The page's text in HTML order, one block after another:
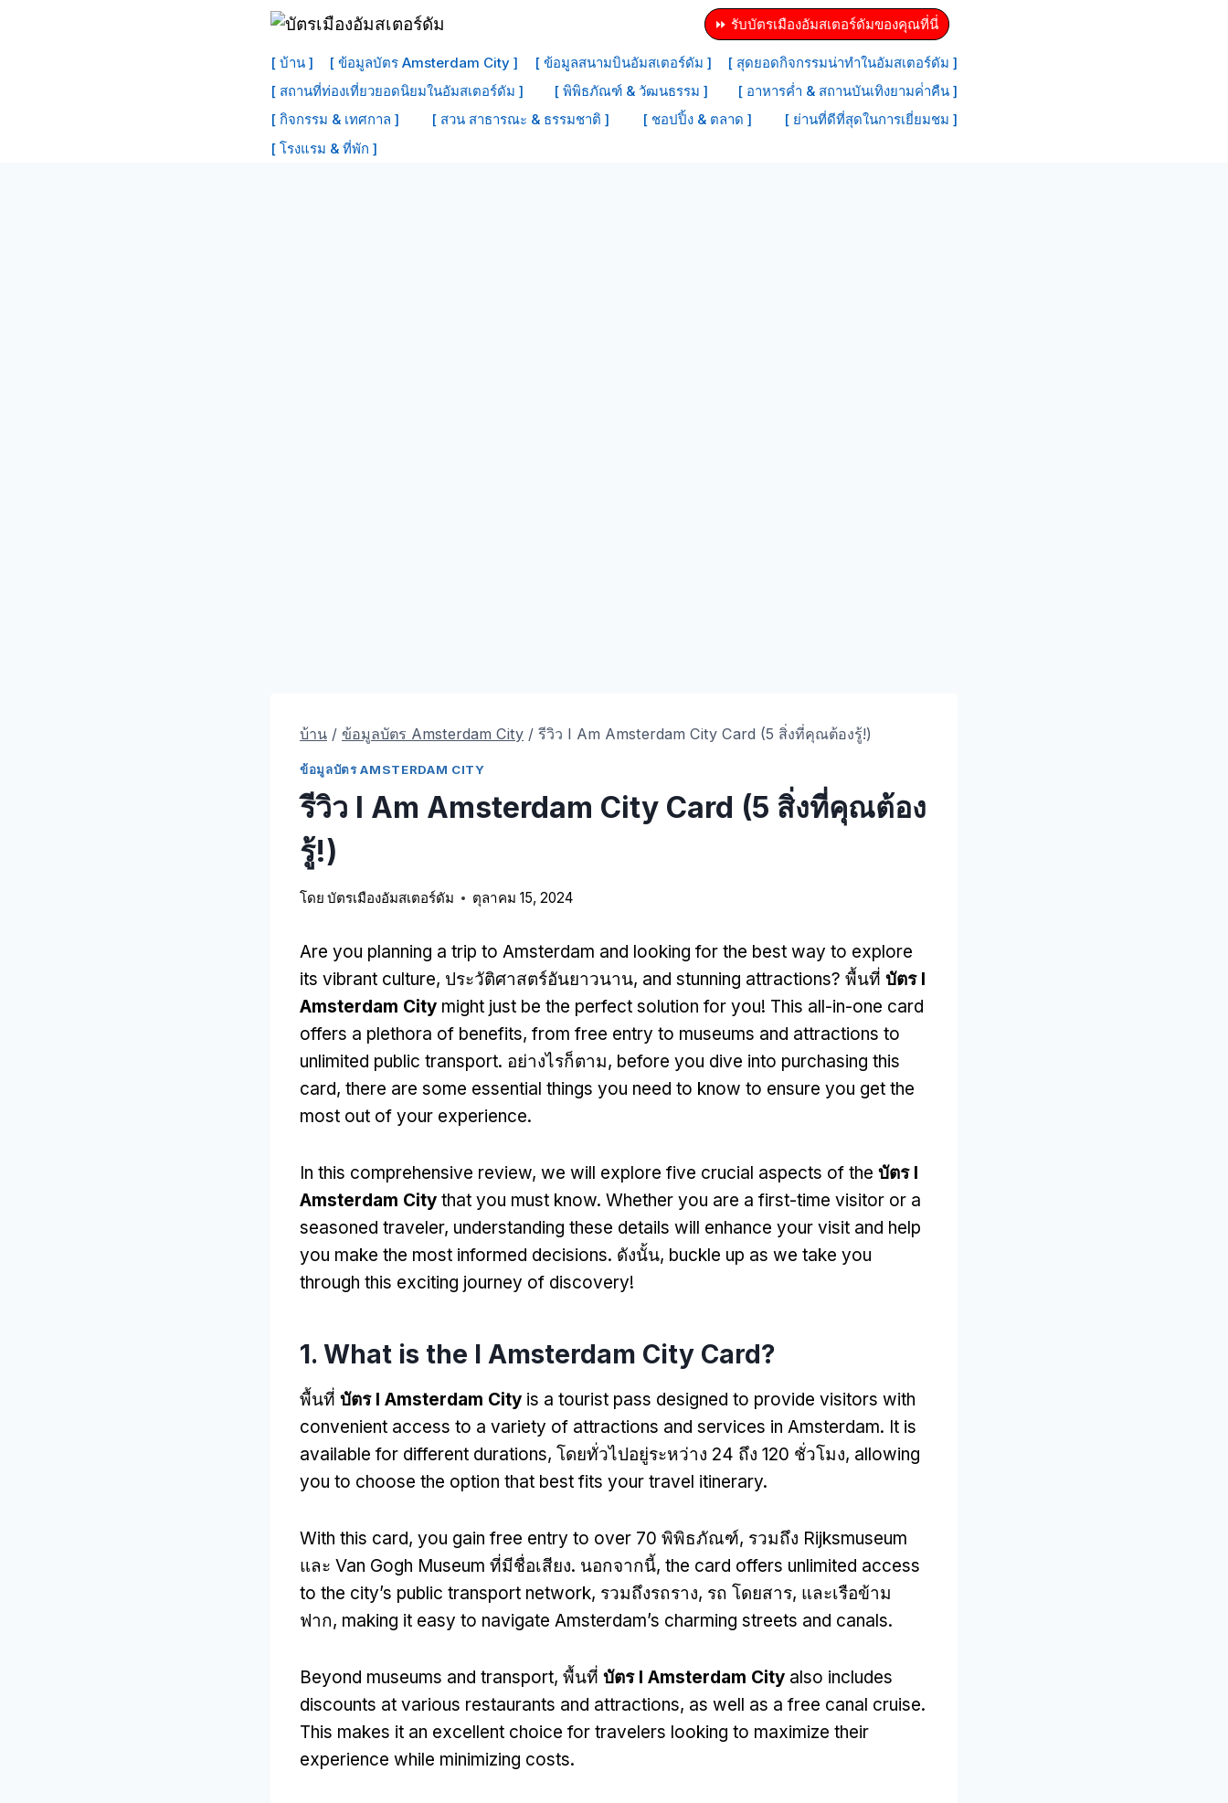
⏩ รับบัตรเมืองอัมสเตอร์ดัมของคุณที่นี่
[ บ้าน ] [ ข้อมูลบัตร Amsterdam City ] [ ข้อมูลสนามบินอัมสเตอร์ดัม ]
[ สุดยอดกิจกรรมน่าทําในอัมสเตอร์ดัม ]
[ สถานที่ท่องเที่ยวยอดนิยมในอัมสเตอร์ดัม ]
[ พิพิธภัณฑ์ & วัฒนธรรม ]
[ อาหารค่ำ & สถานบันเทิงยามค่ําคืน ]
[ กิจกรรม & เทศกาล ]
[ สวน สาธารณะ & ธรรมชาติ ] [ ชอปปิ้ง & ตลาด ]
[ ย่านที่ดีที่สุดในการเยี่ยมชม ]
[ โรงแรม & ที่พัก ]
บ้าน / ข้อมูลบัตร Amsterdam City / รีวิว I Am Amsterdam City Card (5 สิ่งที่คุณต้องรู้!)
ข้อมูลบัตร AMSTERDAM CITY
รีวิว I Am Amsterdam City Card (5 สิ่งที่คุณต้อง
รู้!)
โดย บัตรเมืองอัมสเตอร์ดัม ตุลาคม 15, 2024
Are you planning a trip to Amsterdam and looking for the best way to explore
its vibrant culture, ประวัติศาสตร์อันยาวนาน, and stunning attractions? พื้นที่ บัตร I
Amsterdam City might just be the perfect solution for you! This all-in-one card
offers a plethora of benefits, from free entry to museums and attractions to
unlimited public transport. อย่างไรก็ตาม, before you dive into purchasing this
card, there are some essential things you need to know to ensure you get the
most out of your experience.
In this comprehensive review, we will explore five crucial aspects of the บัตร I
Amsterdam City that you must know. Whether you are a first-time visitor or a
seasoned traveler, understanding these details will enhance your visit and help
you make the most informed decisions. ดังนั้น, buckle up as we take you
through this exciting journey of discovery!
1. What is the I Amsterdam City Card?
พื้นที่ บัตร I Amsterdam City is a tourist pass designed to provide visitors with
convenient access to a variety of attractions and services in Amsterdam. It is
available for different durations, โดยทั่วไปอยู่ระหว่าง 24 ถึง 120 ชั่วโมง, allowing
you to choose the option that best fits your travel itinerary.
With this card, you gain free entry to over 70 พิพิธภัณฑ์, รวมถึง Rijksmuseum
และ Van Gogh Museum ที่มีชื่อเสียง. นอกจากนี้, the card offers unlimited access
to the city’s public transport network, รวมถึงรถราง, รถ โดยสาร, และเรือข้าม
ฟาก, making it easy to navigate Amsterdam’s charming streets and canals.
Beyond museums and transport, พื้นที่ บัตร I Amsterdam City also includes
discounts at various restaurants and attractions, as well as a free canal cruise.
This makes it an excellent choice for travelers looking to maximize their
experience while minimizing costs.